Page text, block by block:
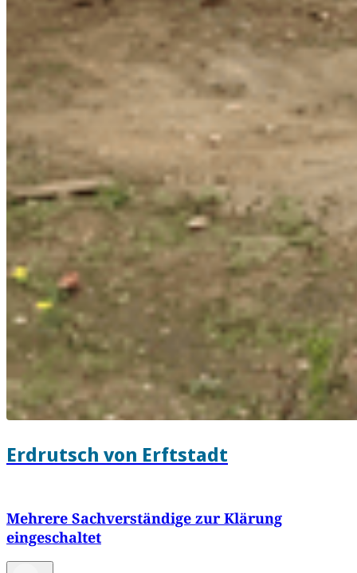
Erdrutsch von Erftstadt
Mehrere Sachverständige zur Klärung
eingeschaltet